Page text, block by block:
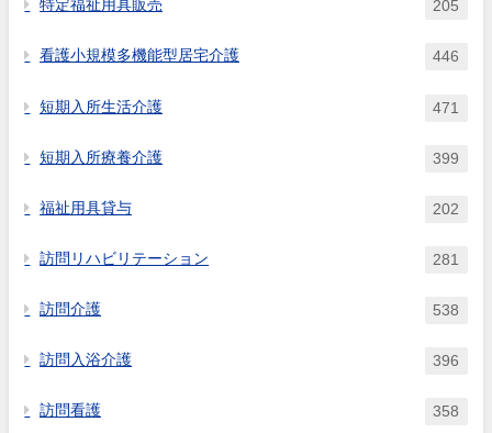
特定福祉用具販売 205
看護小規模多機能型居宅介護 446
短期入所生活介護 471
短期入所療養介護 399
福祉用具貸与 202
訪問リハビリテーション 281
訪問介護 538
訪問入浴介護 396
訪問看護 358